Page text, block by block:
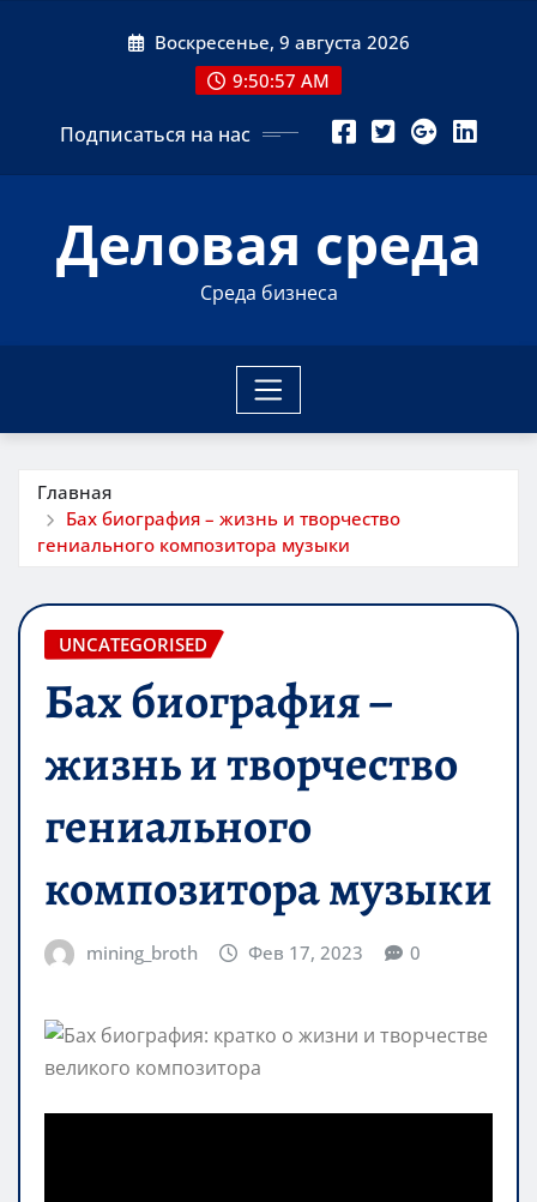
Воскресенье, 9 августа 2026
9:50:58 AM
Подписаться на нас
Деловая среда
Среда бизнеса
Главная
Бах биография – жизнь и творчество
гениального композитора музыки
UNCATEGORISED
Бах биография –
жизнь и творчество
гениального
композитора музыки
mining_broth Фев 17, 2023 0